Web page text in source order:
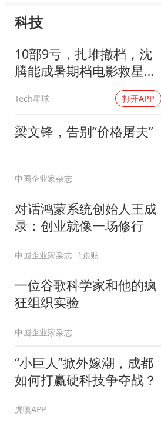
科技
10部9亏，扎堆撤档，沈
腾能成暑期档电影救星
Tech星球 打开APP
梁文锋，告别“价格屠夫”
中国企业家杂志
对话鸿蒙系统创始人王成
录：创业就像一场修行
中国企业家杂志 1跟贴
一位谷歌科学家和他的疯
狂组织实验
中国企业家杂志
“小巨人”掀外嫁潮，成都
如何打赢硬科技争夺战？
虎嗅APP